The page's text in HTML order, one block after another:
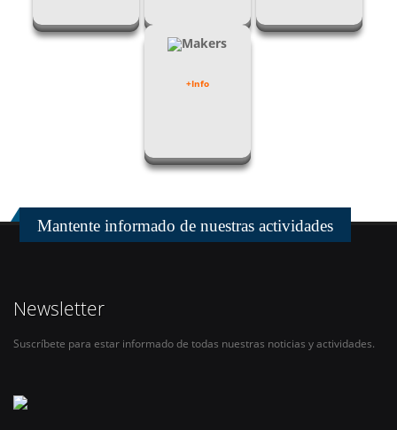
Makers
+Info
Mantente informado de nuestras actividades
Newsletter
Suscríbete para estar informado de todas nuestras noticias y actividades.